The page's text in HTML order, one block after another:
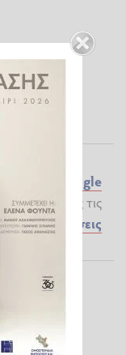
στο
Google
πρώτοι όλες τις
Ειδήσεις